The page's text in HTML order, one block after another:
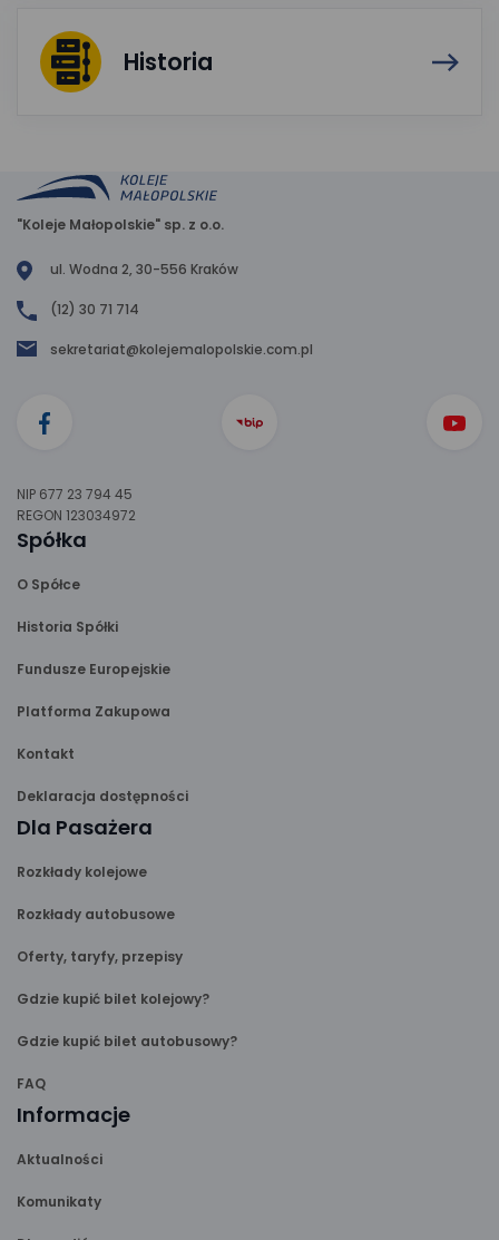
Historia
"Koleje Małopolskie" sp. z o.o.
ul. Wodna 2, 30-556 Kraków
(12) 30 71 714
sekretariat@kolejemalopolskie.com.pl
NIP 677 23 794 45
REGON 123034972
Spółka
O Spółce
Historia Spółki
Fundusze Europejskie
Platforma Zakupowa
Kontakt
Deklaracja dostępności
Dla Pasażera
Rozkłady kolejowe
Rozkłady autobusowe
Oferty, taryfy, przepisy
Gdzie kupić bilet kolejowy?
Gdzie kupić bilet autobusowy?
FAQ
Informacje
Aktualności
Komunikaty